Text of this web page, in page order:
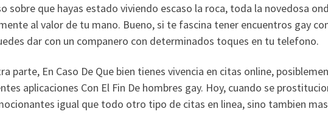
sobre que hayas estado viviendo escaso la roca, toda la novedosa
al valor de tu mano. Bueno, si te fascina tener encuentros gay
dar con un companero con determinados toques en tu telefono.
parte, En Caso De Que bien tienes vivencia en citas online,
aplicaciones Con El Fin De hombres gay. Hoy, cuando se
igual que todo otro tipo de citas en linea, sino tambien